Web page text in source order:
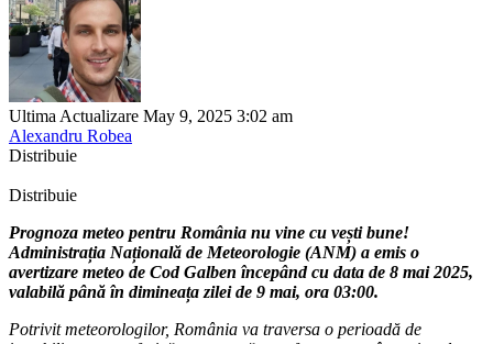
Ultima Actualizare May 9, 2025 3:02 am
Alexandru Robea
Distribuie
Distribuie
Prognoza meteo pentru România nu vine cu vești bune!
Administrația Națională de Meteorologie (ANM) a emis o
avertizare meteo de Cod Galben începând cu data de 8 mai 2025,
valabilă până în dimineața zilei de 9 mai, ora 03:00.
Potrivit meteorologilor, România va traversa o perioadă de